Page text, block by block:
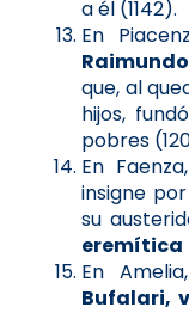
a él (1142).
En
que, al
hijos,
pobres
En
insigne
su
eremítica
En
Bufalari,